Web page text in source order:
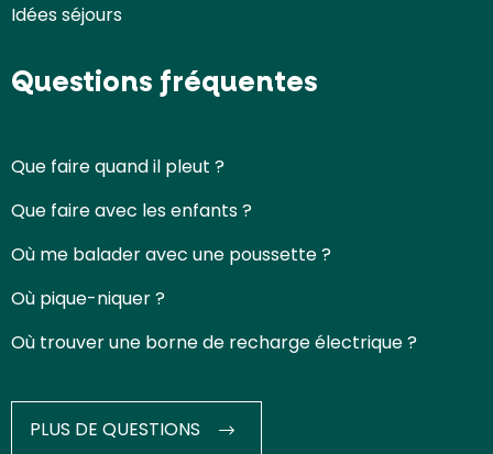
Idées séjours
Questions fréquentes
Que faire quand il pleut ?
Que faire avec les enfants ?
Où me balader avec une poussette ?
Où pique-niquer ?
Où trouver une borne de recharge électrique ?
PLUS DE QUESTIONS